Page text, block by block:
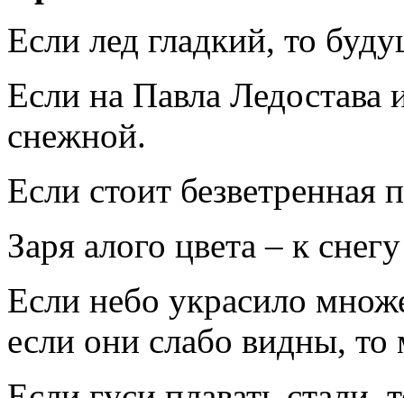
Если лед гладкий, то
Если на Павла Ледостава
снежной.
Если стоит безветренная
Заря алого цвета – к
Если небо украсило
если они слабо видны, то